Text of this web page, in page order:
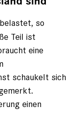
so
Teil ist
eine
schaukelt sich
einen